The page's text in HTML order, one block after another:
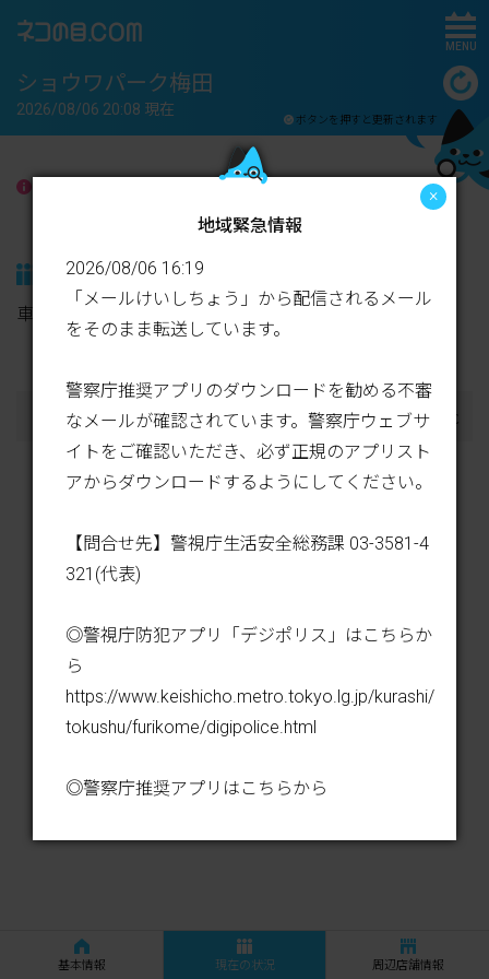
MENU
ショウワパーク梅田
ボタンを押すと更新されます
2026/08/06 20:08 現在
現在の状況
車室に余裕がありますので、是非ご利用ください。
向こう1時間の天気（予報） 27℃ / 26 ℃
お気に入り登録する
基本情報 現在の状況 周辺店舗情報
地域緊急情報
2026/08/06 16:19
「メールけいしちょう」から配信されるメール
をそのまま転送しています。
警察庁推奨アプリのダウンロードを勧める不審
なメールが確認されています。警察庁ウェブサ
イトをご確認いただき、必ず正規のアプリスト
アからダウンロードするようにしてください。
【問合せ先】警視庁生活安全総務課 03-3581-4
321(代表)
◎警視庁防犯アプリ「デジポリス」はこちらか
ら
https://www.keishicho.metro.tokyo.lg.jp/kurashi/
tokushu/furikome/digipolice.html
◎警察庁推奨アプリはこちらから
apps/
※21時から9時の時間帯に配信されたメールは
9時以降にまとめて転送されます。
×